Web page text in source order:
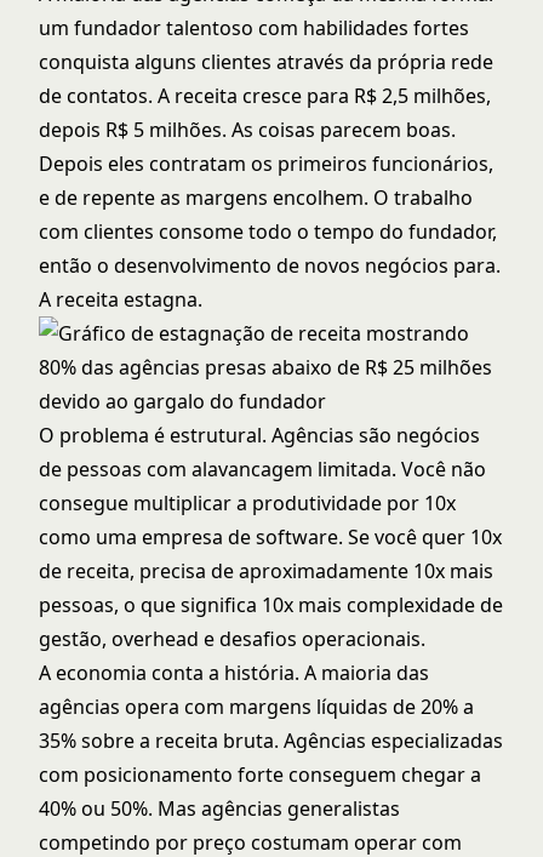
um fundador talentoso com habilidades fortes
conquista alguns clientes através da própria rede
de contatos. A receita cresce para R$ 2,5 milhões,
depois R$ 5 milhões. As coisas parecem boas.
Depois eles contratam os primeiros funcionários,
e de repente as margens encolhem. O trabalho
com clientes consome todo o tempo do fundador,
então o desenvolvimento de novos negócios para.
A receita estagna.
O problema é estrutural. Agências são negócios
de pessoas com alavancagem limitada. Você não
consegue multiplicar a produtividade por 10x
como uma empresa de software. Se você quer 10x
de receita, precisa de aproximadamente 10x mais
pessoas, o que significa 10x mais complexidade de
gestão, overhead e desafios operacionais.
A economia conta a história. A maioria das
agências opera com margens líquidas de 20% a
35% sobre a receita bruta. Agências especializadas
com posicionamento forte conseguem chegar a
40% ou 50%. Mas agências generalistas
competindo por preço costumam operar com